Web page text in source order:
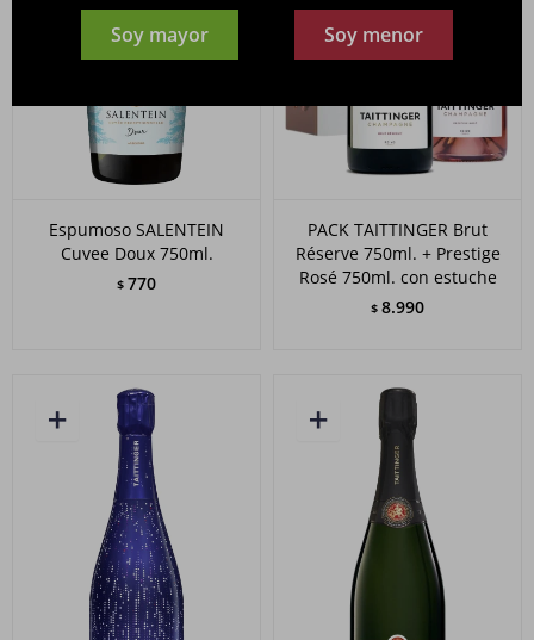
Soy mayor Soy menor
Espumoso SALENTEIN
Cuvee Doux 750ml.
$ 770
PACK TAITTINGER Brut
Réserve 750ml. + Prestige
Rosé 750ml. con estuche
$ 8.990